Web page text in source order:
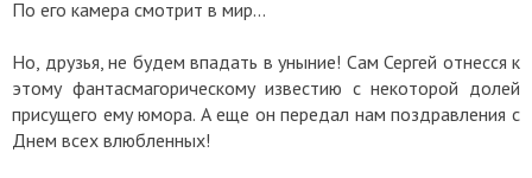
По его камера смотрит в мир...
Но, друзья, не будем впадать в уныние! Сам Сергей отнесся к
этому фантасмагорическому известию с некоторой долей
присущего ему юмора. А еще он передал нам поздравления с
Днем всех влюбленных!